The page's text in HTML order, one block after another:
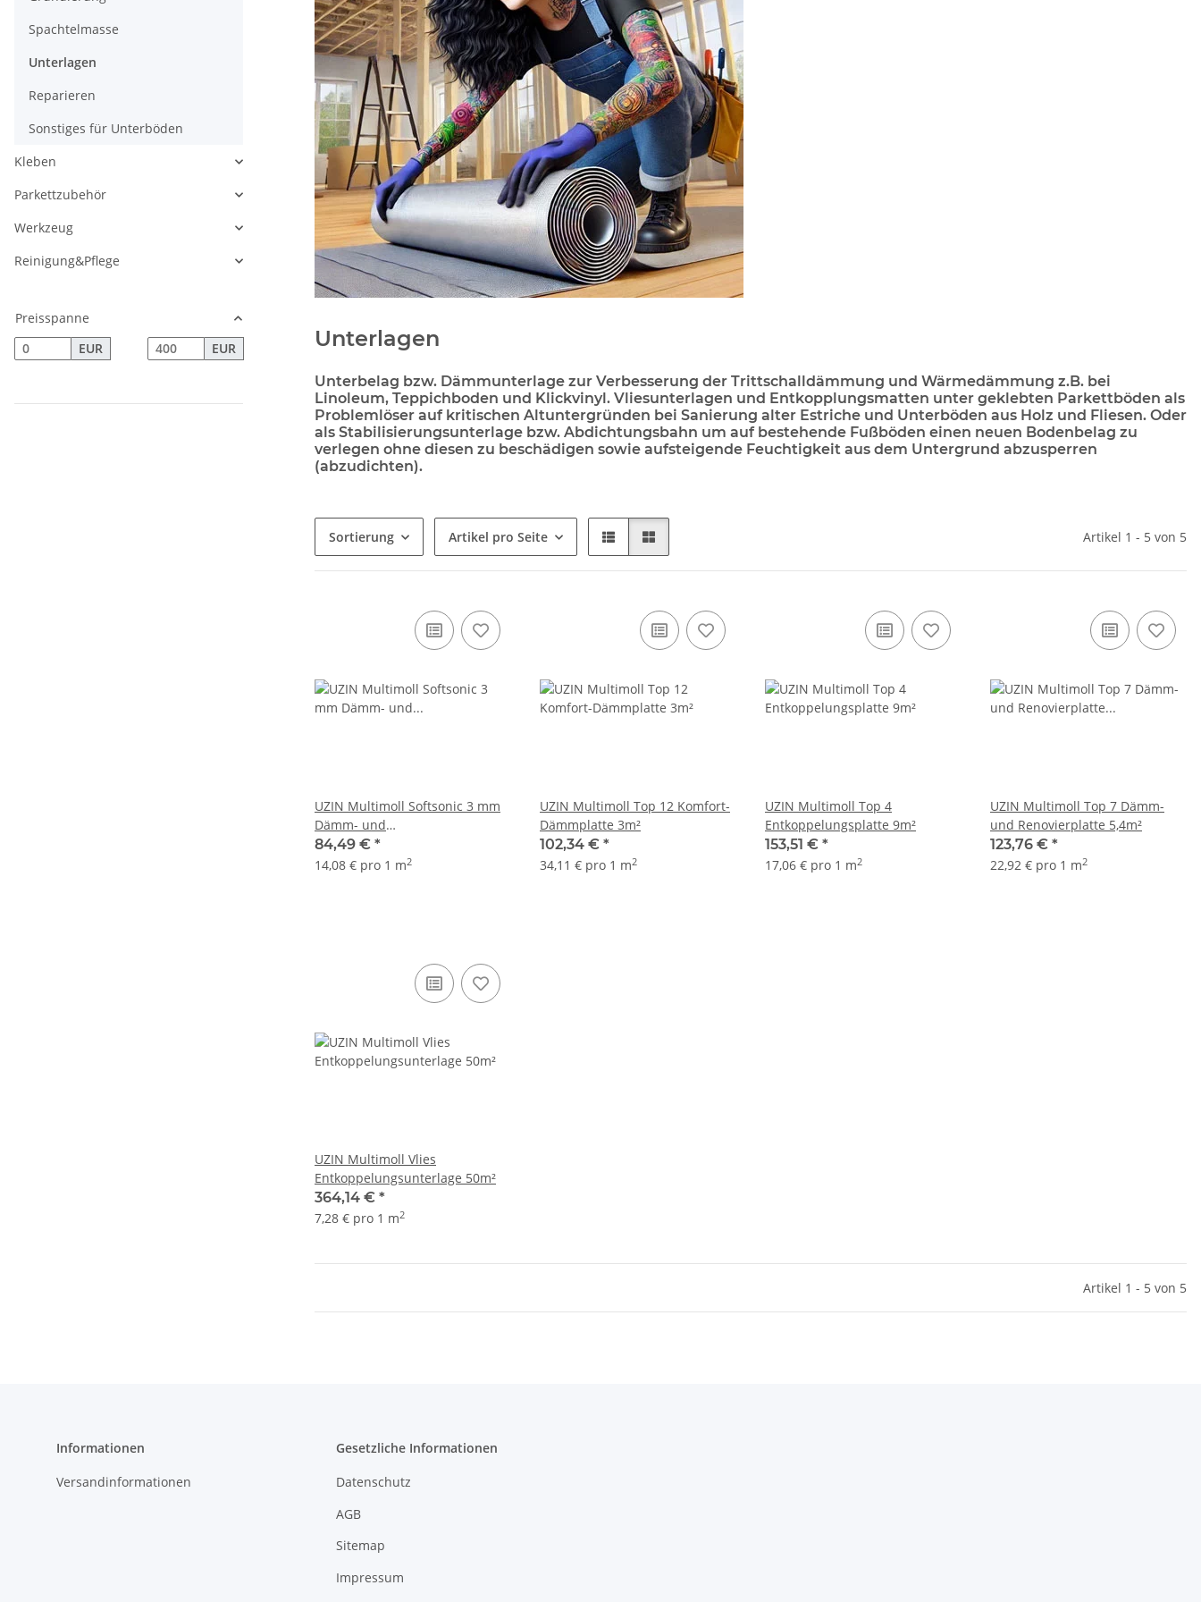
Unterlagen
Unterbelag bzw. Dämmunterlage zur Verbesserung der Trittschalldämmung und Wärmedämmung z.B. bei
Linoleum, Teppichboden und Klickvinyl. Vliesunterlagen und Entkopplungsmatten unter geklebten Parkettböden als
Problemlöser auf kritischen Altuntergründen bei Sanierung alter Estriche und Unterböden aus Holz und Fliesen. Oder
als Stabilisierungsunterlage bzw. Abdichtungsbahn um auf bestehende Fußböden einen neuen Bodenbelag zu
verlegen ohne diesen zu beschädigen sowie aufsteigende Feuchtigkeit aus dem Untergrund abzusperren
(abzudichten).
Sortierung Artikel pro Seite Artikel 1 - 5 von 5
UZIN Multimoll Softsonic 3 mm
Dämm- und
Entkoppelungsplatte 6m²
84,49 € *
14,08 € pro 1 m2
UZIN Multimoll Top 12 Komfort-
Dämmplatte 3m²
102,34 € *
34,11 € pro 1 m2
UZIN Multimoll Top 4
Entkoppelungsplatte 9m²
153,51 € *
17,06 € pro 1 m2
UZIN Multimoll Top 7 Dämm-
und Renovierplatte 5,4m²
123,76 € *
22,92 € pro 1 m2
UZIN Multimoll Vlies
Entkoppelungsunterlage 50m²
364,14 € *
7,28 € pro 1 m2
Artikel 1 - 5 von 5
Spachtelmasse
Unterlagen
Reparieren
Sonstiges für Unterböden
Kleben
Parkettzubehör
Werkzeug
Reinigung&Pflege
Preisspanne
EUR
EUR
Informationen
Versandinformationen
Gesetzliche Informationen
Datenschutz
AGB
Sitemap
Impressum